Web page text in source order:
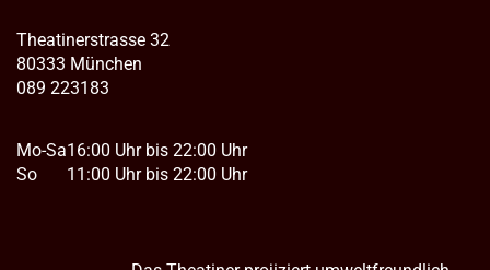
Theatinerstrasse 32
80333 München
089 223183
Mo-Sa
So
16:00 Uhr bis 22:00 Uhr
11:00 Uhr bis 22:00 Uhr